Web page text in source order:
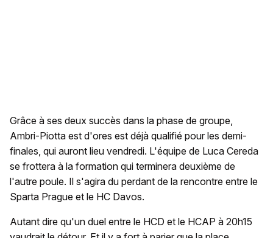
Grâce à ses deux succès dans la phase de groupe,
Ambri-Piotta est d'ores est déjà qualifié pour les demi-
finales, qui auront lieu vendredi. L'équipe de Luca Cereda
se frottera à la formation qui terminera deuxième de
l'autre poule. Il s'agira du perdant de la rencontre entre le
Sparta Prague et le HC Davos.
Autant dire qu'un duel entre le HCD et le HCAP à 20h15